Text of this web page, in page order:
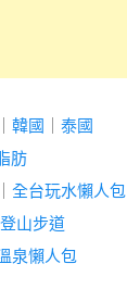
韓國
泰國
肪
全台玩水懶人包
山步道
泉懶人包